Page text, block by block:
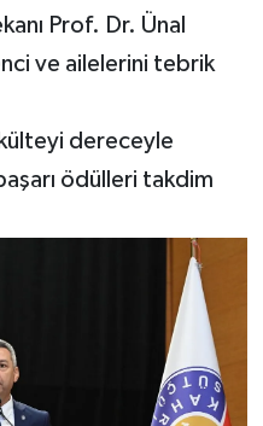
Prof. Dr. Ünal
ve ailelerini tebrik
dereceyle
ödülleri takdim